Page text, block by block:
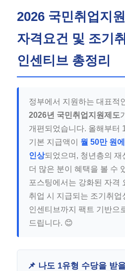
2026 국민취업지
자격요건 및 조기
인센티브 총정리
정부에서 지원하는 대표적
2026년 국민취업지원제도
개편되었습니다. 올해부터
기본 지급액이 월 50만 원
인상되었으며, 청년층의 재
더 많은 분이 혜택을 볼 수
포스팅에서는 강화된 자격
취업 시 지급되는 조기취업
인센티브까지 팩트 기반으
드립니다. 😊
📌 나도 1유형 수당을 받